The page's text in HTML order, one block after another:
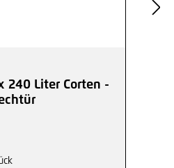
240 Liter Corten -